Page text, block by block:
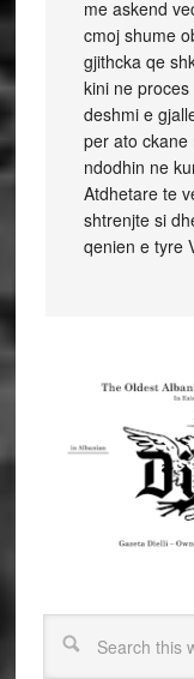
me askend
cmoj shume
gjithcka qe
kini ne
deshmi e
per ato
ndodhin ne
Atdhetare te
shtrenjte si
qenien e tyre